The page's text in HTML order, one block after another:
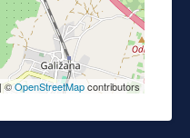
©OpenStreetMapcontributors